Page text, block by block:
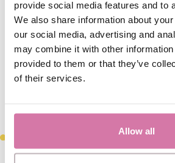
provide social media features and to
We also share information about
our social media, advertising and
may combine it with other information
provided to them or that they’ve
of their services.
Allow all
Dat kun je trouwens heel
Propfun
photobooth met printer
!
of volkwagenbusje? Zet ons
printer buiten, en je hebt simpel
de tofste fotobooth of
LAST BUT NOG
VIDEO ÉN